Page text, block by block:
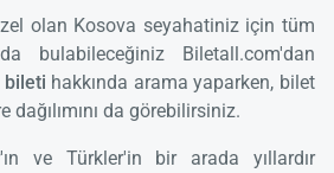
olan Kosova seyahatiniz için tüm
bulabileceğiniz Biletall.com'dan
bileti hakkında arama yaparken, bilet
dağılımını da görebilirsiniz.
ve Türkler'in bir arada yıllardır